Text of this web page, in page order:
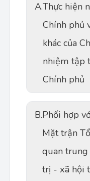
A.Thực hiện
Chính phủ
khác của
nhiệm tập
Chính phủ
B.Phối hợp
Mặt trận
quan trung
trị - xã hội